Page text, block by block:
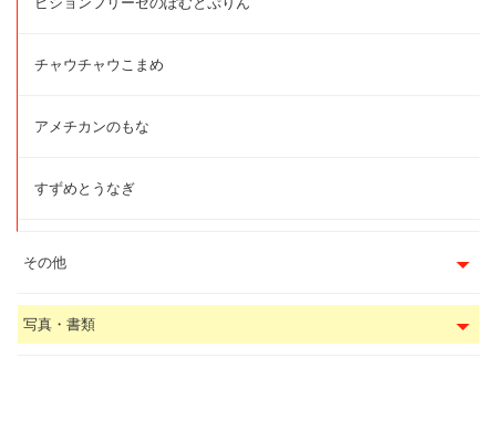
チャウチャウこまめ
アメチカンのもな
すずめとうなぎ
その他
写真・書類